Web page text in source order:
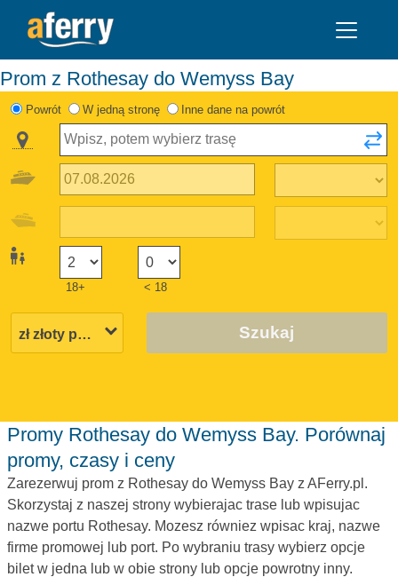
Prom z Rothesay do Wemyss Bay
Powrót W jedną stronę Inne dane na powrót
18+ < 18
Szukaj
Promy Rothesay do Wemyss Bay. Porównaj
promy, czasy i ceny
Zarezerwuj prom z Rothesay do Wemyss Bay z AFerry.pl.
Skorzystaj z naszej strony wybierajac trase lub wpisujac
nazwe portu Rothesay. Mozesz równiez wpisac kraj, nazwe
firme promowej lub port. Po wybraniu trasy wybierz opcje
bilet w jedna lub w obie strony lub opcje powrotny inny.